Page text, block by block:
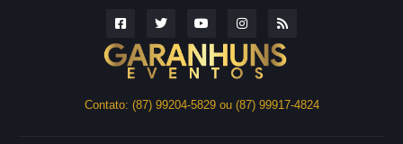
Contato: (87) 99204-5829 ou (87) 99917-4824